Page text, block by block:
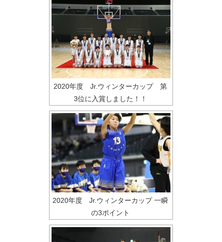
2020年度 Jr.ウィンターカップ 第
3位に入賞しました！！
2020年度 Jr.ウィンターカップ 一瞬
の3ポイント